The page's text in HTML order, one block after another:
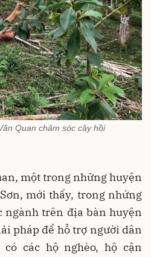
Quan chăm sóc cây hồi
một trong những huyện
mới thấy, trong nhứng
ngành trên địa bàn huyện
pháp để hỗ trợ người dân
các hộ nghèo, hộ cận